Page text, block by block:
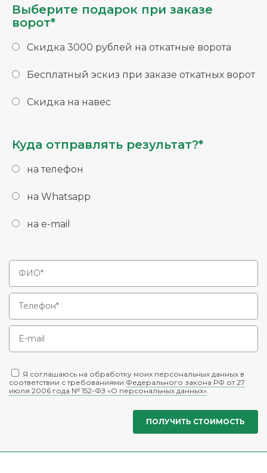
Выберите подарок при заказе
ворот*
Скидка 3000 рублей на откатные ворота
Бесплатный эскиз при заказе откатных ворот
Скидка на навес
Куда отправлять результат?*
на телефон
на Whatsapp
на e-mail
Я соглашаюсь на обработку моих персональных данных в
соответствии с требованиями Федерального закона РФ от 27
июля 2006 года № 152-ФЗ «О персональных данных».